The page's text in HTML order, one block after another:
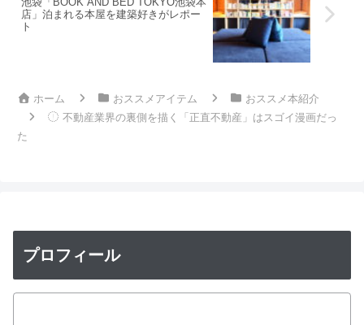
店」泊まれる本屋を建築好きがレポー
ト
ホーム おススメアイテム
おススメ本紹介
不動産業界の裏側を描く「正直不動産」はスゴイ漫画だっ
た
プロフィール